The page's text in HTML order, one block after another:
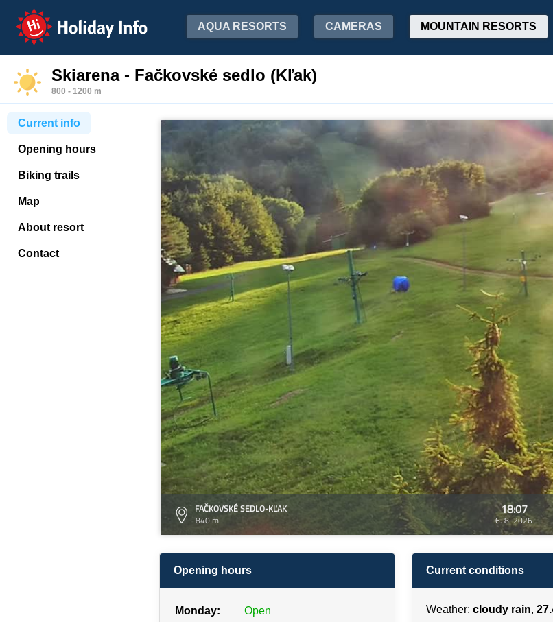
Holiday Info AQUA RESORTS CAMERAS MOUNTAIN RESORTS
Skiarena - Fačkovské sedlo (Kľak)
800 - 1200 m
Current info
Opening hours
Biking trails
Map
About resort
Contact
FAČKOVSKÉ SEDLO-KĽAK
840 m
18:07
6. 8. 2026
Opening hours
Monday:
Open
Current conditions
Weather: cloudy rain,